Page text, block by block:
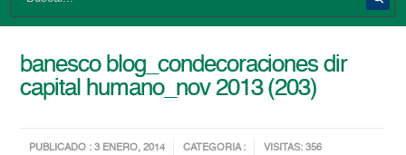
banesco blog_condecoraciones dir
capital humano_nov 2013 (203)
PUBLICADO : 3 ENERO, 2014 CATEGORIA : VISITAS: 356